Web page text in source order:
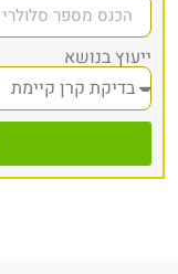
ייעוץ בנושא